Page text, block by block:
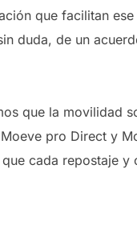
que facilitan
duda, de un
que la movilidad
pro Direct y
cada repostaje y